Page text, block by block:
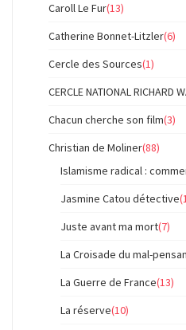
Caroll Le Fur(13)
Catherine Bonnet-Litzler(6)
Cercle des Sources(1)
CERCLE NATIONAL RICHARD
Chacun cherche son film(3)
Christian de Moliner(88)
Islamisme radical :
Jasmine Catou détective
Juste avant ma mort(7)
La Croisade du mal-
La Guerre de France(13)
La réserve(10)